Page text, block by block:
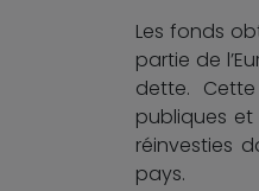
Les fonds
partie de
dette.
publiques
réinvesties
pays.